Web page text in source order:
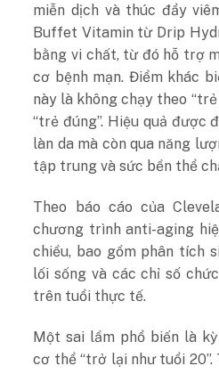
miễn dịch và thúc đẩy
Buffet Vitamin từ Drip
bằng vi chất, từ đó hỗ trợ
cơ bệnh mạn. Điểm khác
này là không chạy theo “trẻ
“trẻ đúng”. Hiệu quả được
làn da mà còn qua năng
tập trung và sức bền thể
Theo báo cáo của
chương trình anti-aging
chiều, bao gồm phân tích
lối sống và các chỉ số
trên tuổi thực tế.
Một sai lầm phổ biến là
cơ thể “trở lại như tuổi